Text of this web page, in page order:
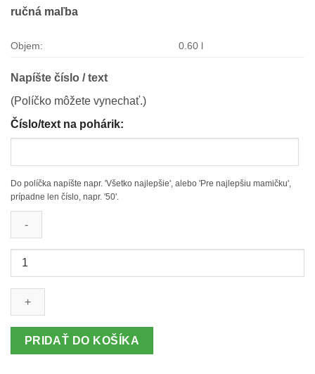
ručná maľba
Objem: 0.60 l
Napíšte číslo / text
(Políčko môžete vynechať.)
Číslo/text na pohárik:
Do políčka napíšte napr. 'Všetko najlepšie', alebo 'Pre najlepšiu mamičku',
prípadne len číslo, napr. '50'.
množstvo
veľký
motívPRIDAŤ DO KOŠÍKA